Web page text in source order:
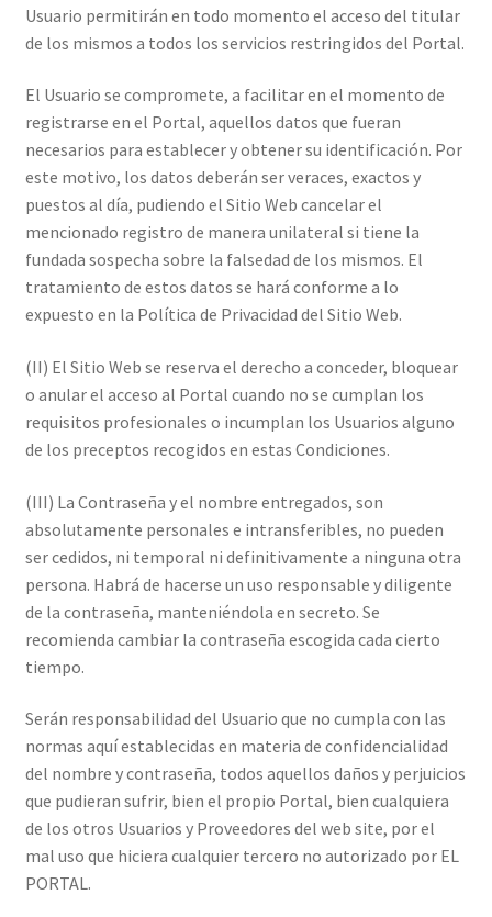
Usuario permitirán en todo momento el acceso del titular
de los mismos a todos los servicios restringidos del Portal.
El Usuario se compromete, a facilitar en el momento de
registrarse en el Portal, aquellos datos que fueran
necesarios para establecer y obtener su identificación. Por
este motivo, los datos deberán ser veraces, exactos y
puestos al día, pudiendo el Sitio Web cancelar el
mencionado registro de manera unilateral si tiene la
fundada sospecha sobre la falsedad de los mismos. El
tratamiento de estos datos se hará conforme a lo
expuesto en la Política de Privacidad del Sitio Web.
(II) El Sitio Web se reserva el derecho a conceder, bloquear
o anular el acceso al Portal cuando no se cumplan los
requisitos profesionales o incumplan los Usuarios alguno
de los preceptos recogidos en estas Condiciones.
(III) La Contraseña y el nombre entregados, son
absolutamente personales e intransferibles, no pueden
ser cedidos, ni temporal ni definitivamente a ninguna otra
persona. Habrá de hacerse un uso responsable y diligente
de la contraseña, manteniéndola en secreto. Se
recomienda cambiar la contraseña escogida cada cierto
tiempo.
Serán responsabilidad del Usuario que no cumpla con las
normas aquí establecidas en materia de confidencialidad
del nombre y contraseña, todos aquellos daños y perjuicios
que pudieran sufrir, bien el propio Portal, bien cualquiera
de los otros Usuarios y Proveedores del web site, por el
mal uso que hiciera cualquier tercero no autorizado por EL
PORTAL.